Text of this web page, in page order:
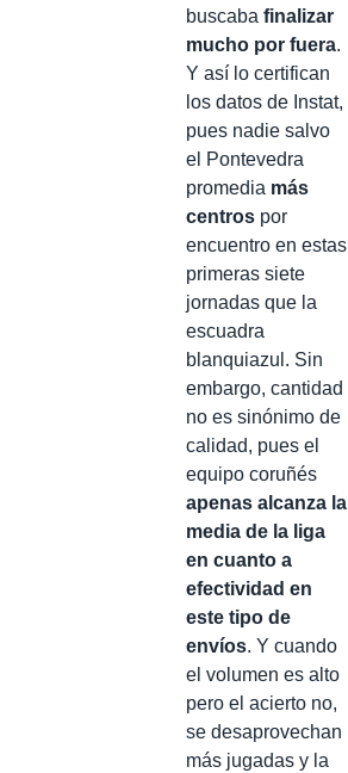
buscaba finalizar
mucho por fuera.
Y así lo certifican
los datos de Instat,
pues nadie salvo
el Pontevedra
promedia más
centros por
encuentro en estas
primeras siete
jornadas que la
escuadra
blanquiazul. Sin
embargo, cantidad
no es sinónimo de
calidad, pues el
equipo coruñés
apenas alcanza la
media de la liga
en cuanto a
efectividad en
este tipo de
envíos. Y cuando
el volumen es alto
pero el acierto no,
se desaprovechan
más jugadas y la